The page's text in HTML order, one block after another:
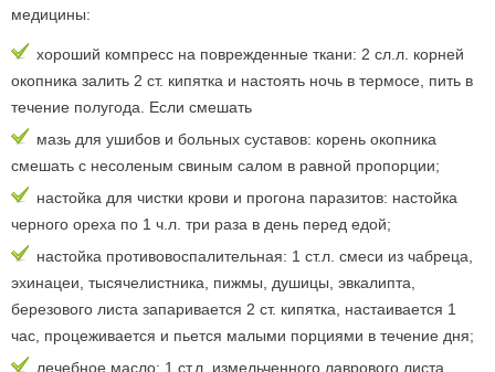
медицины:
хороший компресс на поврежденные ткани: 2 сл.л. корней
окопника залить 2 ст. кипятка и настоять ночь в термосе, пить в
течение полугода. Если смешать
мазь для ушибов и больных суставов: корень окопника
смешать с несоленым свиным салом в равной пропорции;
настойка для чистки крови и прогона паразитов: настойка
черного ореха по 1 ч.л. три раза в день перед едой;
настойка противовоспалительная: 1 ст.л. смеси из чабреца,
эхинацеи, тысячелистника, пижмы, душицы, эвкалипта,
березового листа запаривается 2 ст. кипятка, настаивается 1
час, процеживается и пьется малыми порциями в течение дня;
лечебное масло: 1 ст.л. измельченного лаврового листа